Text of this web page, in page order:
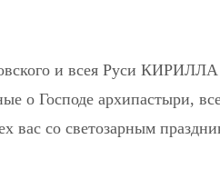
и всея Руси
о Господе архипастыри,
вас со светозарным